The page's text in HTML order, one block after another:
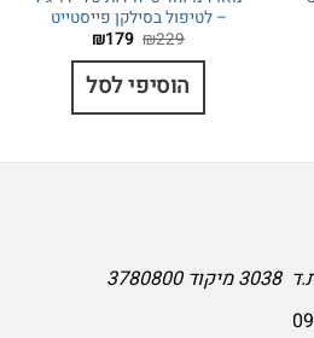
– לטיפול בסילקן פייסטייט
₪229 המחיר
המקורי
היה:
₪229.
₪179
הנוכחי
הוא:
₪179.הוסיפי לסל